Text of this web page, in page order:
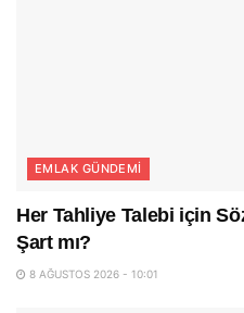
EMLAK GÜNDEMI
Her Tahliye Talebi için
Şart mı?
8 AĞUSTOS 2026 - 10:01